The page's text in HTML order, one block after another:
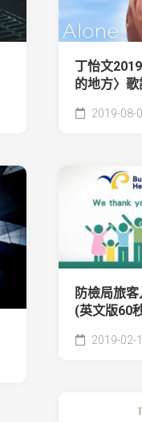
丁怡文
的地方〉
2019-08-
防檢局旅
(英文版60
2019-02-